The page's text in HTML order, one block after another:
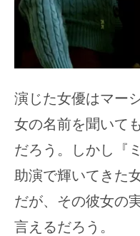
演じた女優はマー
女の名前を聞いて
だろう。しかし『
助演で輝いてきた
だが、その彼女の
言えるだろう。